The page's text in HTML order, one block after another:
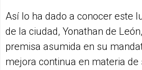
Así lo ha dado a conocer este
de la ciudad, Yonathan de
premisa asumida en su
mejora continua en materia de